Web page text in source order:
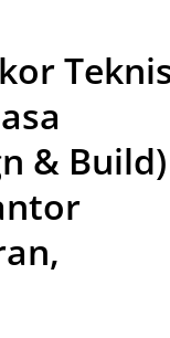
& Build)